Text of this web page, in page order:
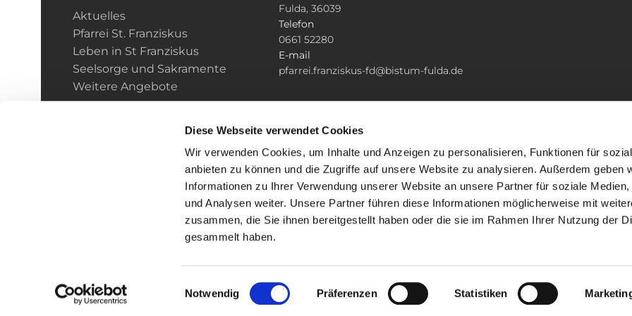
Diese Webseite verwendet Cookies
Wir verwenden Cookies, um Inhalte und Anzeigen zu personalisieren, Funktionen für
anbieten zu können und die Zugriffe auf unsere Website zu analysieren. Außerdem geben
Informationen zu Ihrer Verwendung unserer Website an unsere Partner für soziale Medien,
und Analysen weiter. Unsere Partner führen diese Informationen möglicherweise mit
zusammen, die Sie ihnen bereitgestellt haben oder die sie im Rahmen Ihrer Nutzung der
gesammelt haben.
Einwilligungsauswahl
Notwendig Präferenzen Statistiken
Aktuelles
Pfarrei St. Franziskus
Leben in St Franziskus
Seelsorge und Sakramente
Weitere Angebote
Fulda, 36039
Telefon
0661 52280
E-mail
pfarrei.franziskus-fd@bistum-fulda.de
Impressum Datenschutzerklärung ChurchDesk-